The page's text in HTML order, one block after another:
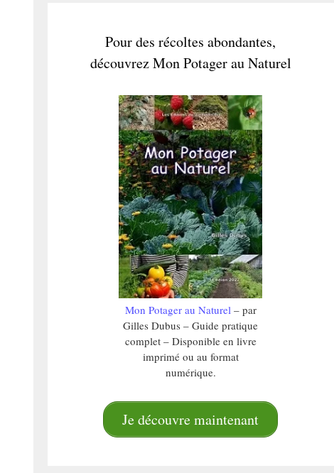
Pour des récoltes abondantes,
découvrez Mon Potager au Naturel
Mon Potager au Naturel – par
Gilles Dubus – Guide pratique
complet – Disponible en livre
imprimé ou au format
numérique.
Je découvre maintenant